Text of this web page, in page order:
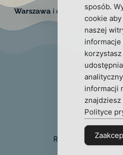
Warszawa i okoliczne
terenie
Rodzinne
sposób.
cookie
naszej
informacje
informacji
znajdziesz
Polityce